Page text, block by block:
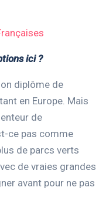
ici ?
diplôme de
en Europe. Mais
de
ce pas comme
de parcs verts
de vraies grandes
avant pour ne pas